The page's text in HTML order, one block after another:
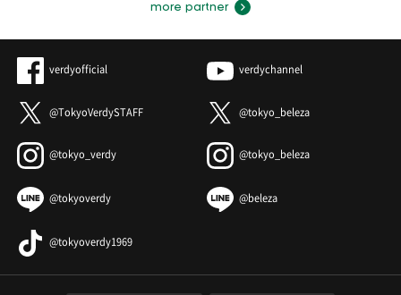
more partner
verdyofficial verdychannel
@TokyoVerdySTAFF @tokyo_beleza
@tokyo_verdy @tokyo_beleza
@tokyoverdy @beleza
@tokyoverdy1969